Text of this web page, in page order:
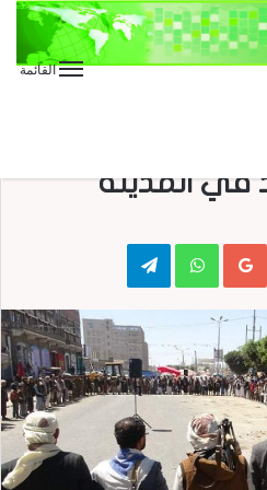
القائمة
في المدينة
Google+
WhatsApp
Telegram